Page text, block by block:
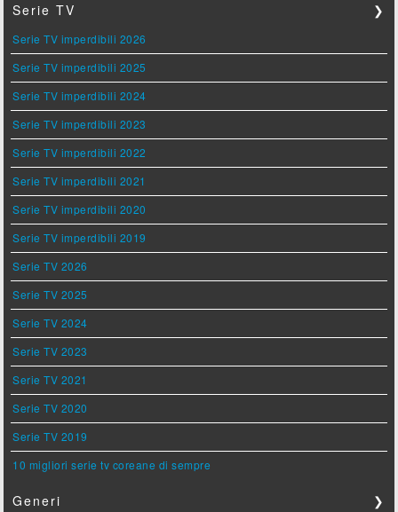
Serie TV ❯
Serie TV imperdibili 2026
Serie TV imperdibili 2025
Serie TV imperdibili 2024
Serie TV imperdibili 2023
Serie TV imperdibili 2022
Serie TV imperdibili 2021
Serie TV imperdibili 2020
Serie TV imperdibili 2019
Serie TV 2026
Serie TV 2025
Serie TV 2024
Serie TV 2023
Serie TV 2021
Serie TV 2020
Serie TV 2019
10 migliori serie tv coreane di sempre
Generi ❯